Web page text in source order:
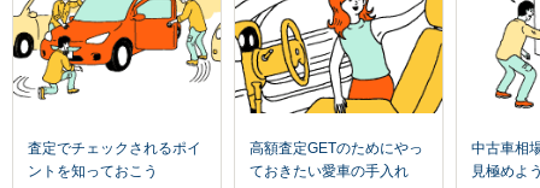
査定でチェックされるポイ
ントを知っておこう
高額査定GETのためにやっ
ておきたい愛車の手入れ
中古車相
見極めよ